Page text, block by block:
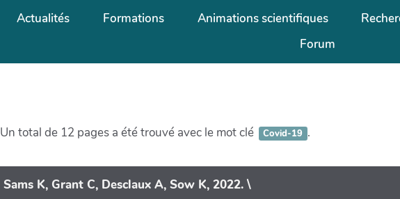
Actualités Formations Animations scientifiques
Forum
Un total de 12 pages a été trouvé avec le mot clé Covid-19 .
Sams K, Grant C, Desclaux A, Sow K, 2022. \